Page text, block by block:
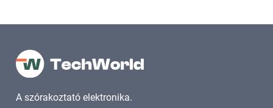
A szórakoztató elektronika.